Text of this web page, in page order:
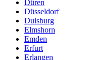
Düren
Düsseldorf
Duisburg
Elmshorn
Emden
Erfurt
Erlangen